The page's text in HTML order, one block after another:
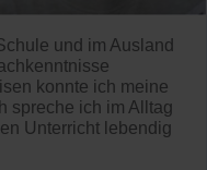
und im Ausland
konnte ich meine
spreche ich im Alltag
Unterricht lebendig